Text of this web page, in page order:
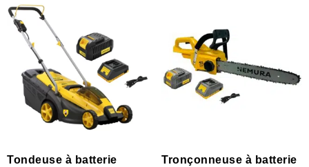
Tondeuse à batterie
Tronçonneuse à batterie